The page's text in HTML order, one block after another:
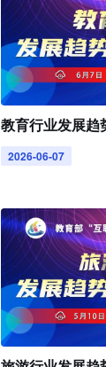
教育行业发展趋
2026-06-07